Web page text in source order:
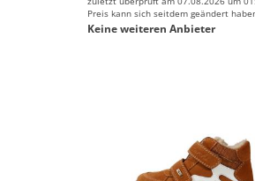
Preis kann sich seitdem geändert
Keine weiteren Anbieter